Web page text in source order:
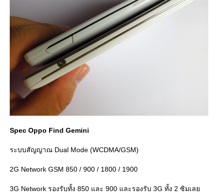
Spec Oppo Find Gemini
ระบบสัญญาณ Dual Mode (WCDMA/GSM)
2G Network GSM 850 / 900 / 1800 / 1900
3G Network รองรับทั้ง 850 และ 900 และรองรับ 3G ทั้ง 2 ซิมเล